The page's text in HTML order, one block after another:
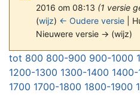
2016 om 08:13 (1 versie
(wijz) ← Oudere versie |
Nieuwere versie → (wijz)
Ga naar: navigatie ,zoeken
tot 800 800-900 900-1000
1200-1300 1300-1400
1700 1700-1800 1800-1900